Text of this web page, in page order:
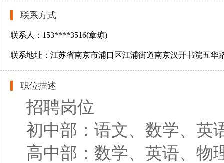
联系方式
联系人：153****3516(章琼)
联系地址：江苏省南京市浦口区江浦街道南京汉开书院五华
职位描述
招聘岗位
初中部：语文、数学、英
高中部：数学、英语、物